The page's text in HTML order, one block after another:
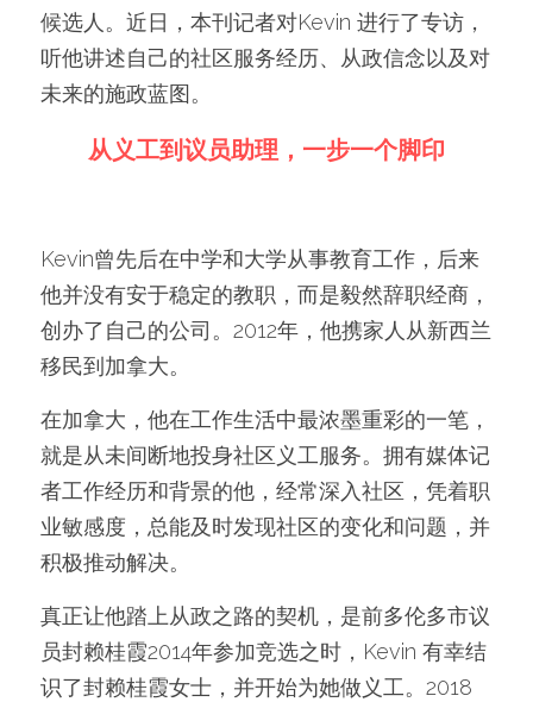
候选人。近日，本刊记者对Kevin 进行了专访，
听他讲述自己的社区服务经历、从政信念以及对
未来的施政蓝图。
从义工到议员助理，一步一个脚印
Kevin曾先后在中学和大学从事教育工作，后来
他并没有安于稳定的教职，而是毅然辞职经商，
创办了自己的公司。2012年，他携家人从新西兰
移民到加拿大。
在加拿大，他在工作生活中最浓墨重彩的一笔，
就是从未间断地投身社区义工服务。拥有媒体记
者工作经历和背景的他，经常深入社区，凭着职
业敏感度，总能及时发现社区的变化和问题，并
积极推动解决。
真正让他踏上从政之路的契机，是前多伦多市议
员封赖桂霞2014年参加竞选之时，Kevin 有幸结
识了封赖桂霞女士，并开始为她做义工。2018